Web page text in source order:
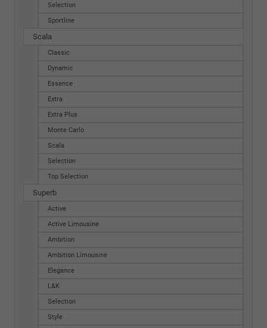
Selection
Sportline
Scala
Classic
Dynamic
Essence
Extra
Extra Plus
Monte Carlo
Scala
Selection
Top Selection
Superb
Active
Active Limousine
Ambition
Ambition Limousine
Elegance
L&K
Selection
Style